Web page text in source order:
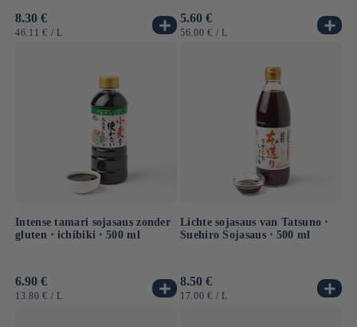
Normale
prijs
8.30 €
EENHEIDSPRIJS
46.11 € / PER
L
Normale
prijs
5.60 €
EENHEIDSPRIJS
56.00 € / PER
L
Intense tamari sojasaus zonder
gluten ⋅ ichibiki ⋅ 500 ml
Normale
prijs
6.90 €
EENHEIDSPRIJS
13.80 € / PER
L
Lichte sojasaus van Tatsuno ⋅
Suehiro Sojasaus ⋅ 500 ml
Normale
prijs
8.50 €
EENHEIDSPRIJS
17.00 € / PER
L